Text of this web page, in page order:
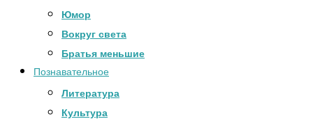
Юмор
Вокруг света
Братья меньшие
Познавательное
Литература
Культура